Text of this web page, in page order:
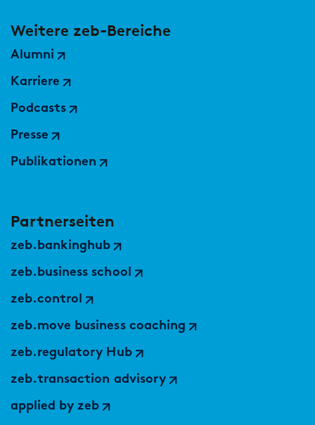
Weitere zeb-Bereiche
Alumni
Karriere
Podcasts
Presse
Publikationen
Partnerseiten
zeb.bankinghub
zeb.business school
zeb.control
zeb.move business coaching
zeb.regulatory Hub
zeb.transaction advisory
applied by zeb